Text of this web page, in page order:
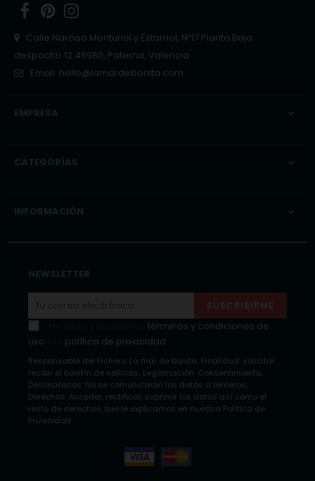
FacebookPinterest
Calle Narciso Monturiol y Estarriol, Nº17 Planta Baja
despacho 12 46980, Paterna, Valencia
Email: hello@lamardebonita.com
EMPRESA 
CATEGORÍAS 
INFORMACIÓN 
NEWSLETTER
SUSCRIBIRME
términos y condiciones de
uso
política de privacidad
Responsable del Fichero: La mar de bonita; Finalidad: solicitar
recibir el boletín de noticias; Legitimación: Consentimiento;
Destinatarios: No se comunicarán los datos a terceros;
Derechos: Acceder, rectificar, suprimir los datos así como el
resto de derechos que le explicamos en nuestra Política de
Privacidad.